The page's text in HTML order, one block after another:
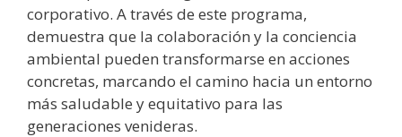
corporativo. A través de este programa,
demuestra que la colaboración y la conciencia
ambiental pueden transformarse en acciones
concretas, marcando el camino hacia un entorno
más saludable y equitativo para las
generaciones venideras.